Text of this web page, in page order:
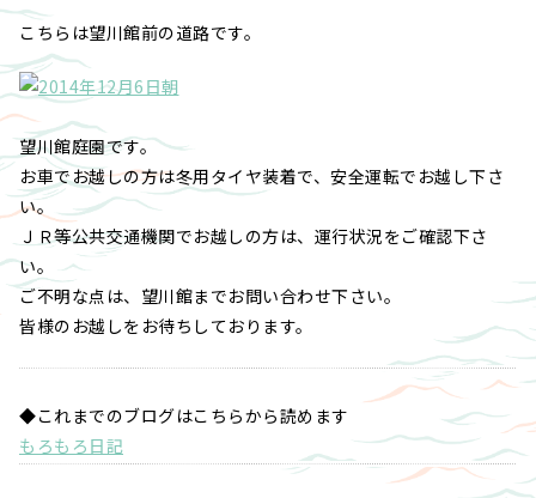
こちらは望川館前の道路です。
望川館庭園です。
お車でお越しの方は冬用タイヤ装着で、安全運転でお越し下さ
い。
ＪＲ等公共交通機関でお越しの方は、運行状況をご確認下さ
い。
ご不明な点は、望川館までお問い合わせ下さい。
皆様のお越しをお待ちしております。
◆これまでのブログはこちらから読めます
もろもろ日記